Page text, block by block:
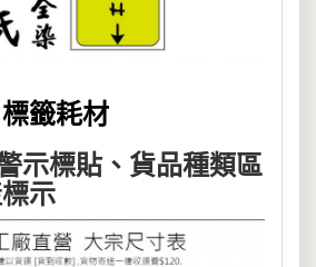
標籤耗材
示標貼、貨品種類區
示